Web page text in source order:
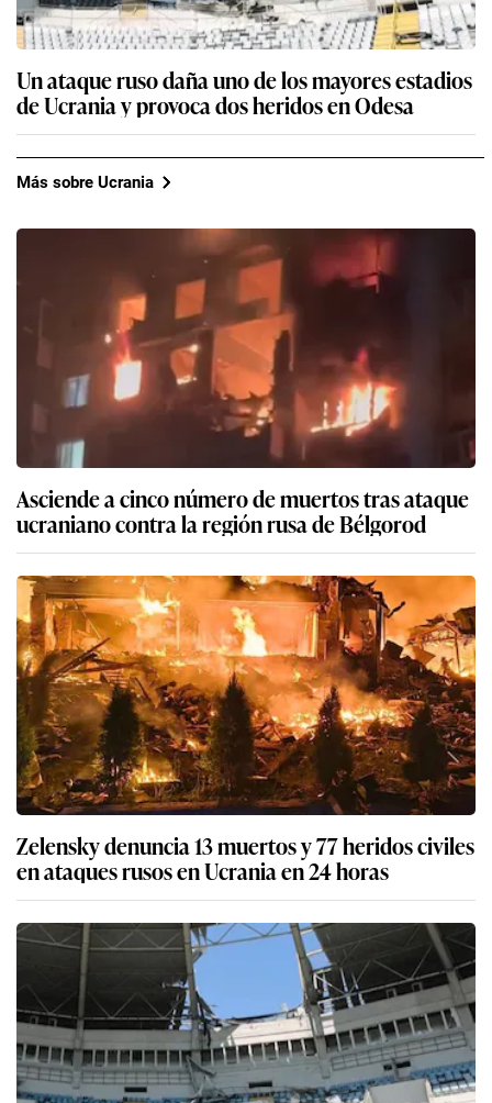
Un ataque ruso daña uno de los mayores estadios
de Ucrania y provoca dos heridos en Odesa
Más sobre Ucrania
Asciende a cinco número de muertos tras ataque
ucraniano contra la región rusa de Bélgorod
Zelensky denuncia 13 muertos y 77 heridos civiles
en ataques rusos en Ucrania en 24 horas